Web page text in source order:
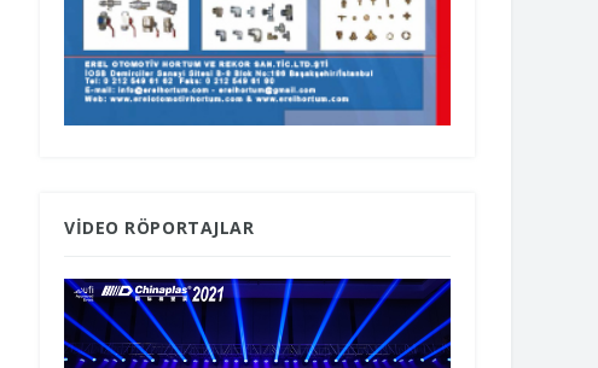
VIDEO RÖPORTAJLAR